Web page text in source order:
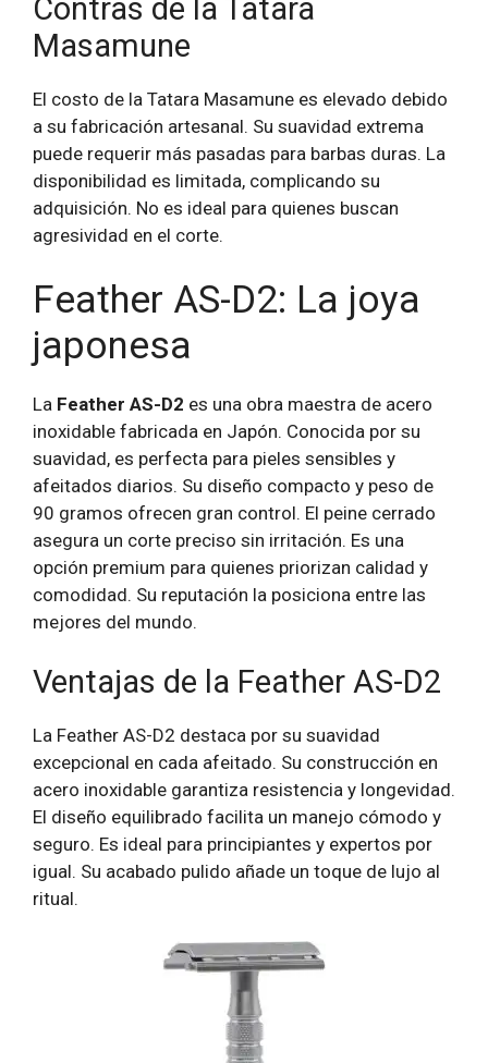
Contras de la Tatara
Masamune
El costo de la Tatara Masamune es elevado debido
a su fabricación artesanal. Su suavidad extrema
puede requerir más pasadas para barbas duras. La
disponibilidad es limitada, complicando su
adquisición. No es ideal para quienes buscan
agresividad en el corte.
Feather AS-D2: La joya
japonesa
La Feather AS-D2 es una obra maestra de acero
inoxidable fabricada en Japón. Conocida por su
suavidad, es perfecta para pieles sensibles y
afeitados diarios. Su diseño compacto y peso de
90 gramos ofrecen gran control. El peine cerrado
asegura un corte preciso sin irritación. Es una
opción premium para quienes priorizan calidad y
comodidad. Su reputación la posiciona entre las
mejores del mundo.
Ventajas de la Feather AS-D2
La Feather AS-D2 destaca por su suavidad
excepcional en cada afeitado. Su construcción en
acero inoxidable garantiza resistencia y longevidad.
El diseño equilibrado facilita un manejo cómodo y
seguro. Es ideal para principiantes y expertos por
igual. Su acabado pulido añade un toque de lujo al
ritual.